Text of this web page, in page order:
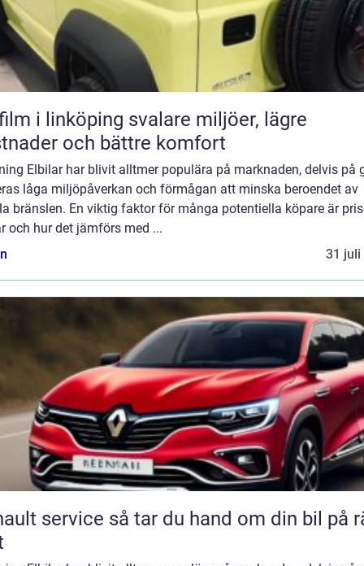
svalare miljöer, lägre
och bättre komfort
Elbilar har blivit alltmer populära på marknaden, delvis på
låga miljöpåverkan och förmågan att minska beroendet av
bränslen. En viktig faktor för många potentiella köpare är
och hur det jämförs med ...
31 juli
så tar du hand om din bil på rätt